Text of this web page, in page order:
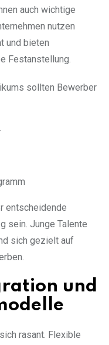
auch wichtige
nutzen
und bieten
Festanstellung.
sollten Bewerber
entscheidende
sein. Junge Talente
sich gezielt auf
und
rasant. Flexible